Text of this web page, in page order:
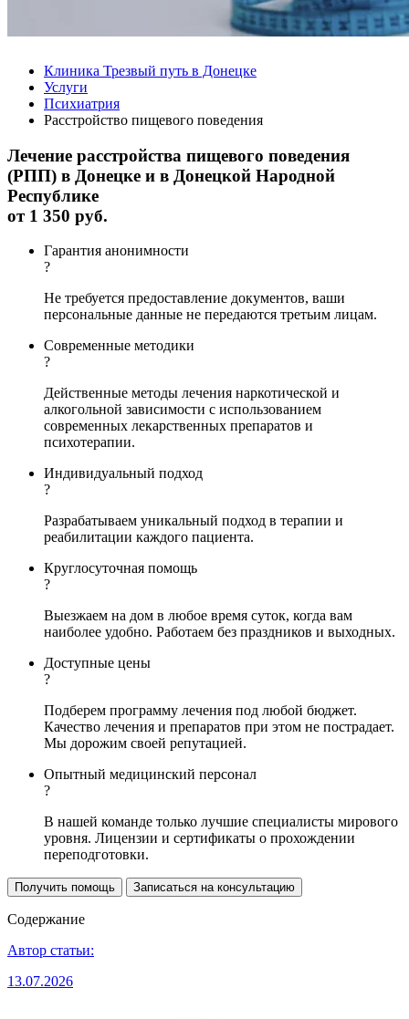
Клиника Трезвый путь в Донецке
Услуги
Психиатрия
Расстройство пищевого поведения
Лечение расстройства пищевого поведения
(РПП) в Донецке и в Донецкой Народной
Республике
от 1 350 руб.
Гарантия анонимности
?
Не требуется предоставление документов, ваши
персональные данные не передаются третьим лицам.
Современные методики
?
Действенные методы лечения наркотической и
алкогольной зависимости с использованием
современных лекарственных препаратов и
психотерапии.
Индивидуальный подход
?
Разрабатываем уникальный подход в терапии и
реабилитации каждого пациента.
Круглосуточная помощь
?
Выезжаем на дом в любое время суток, когда вам
наиболее удобно. Работаем без праздников и выходных.
Доступные цены
?
Подберем программу лечения под любой бюджет.
Качество лечения и препаратов при этом не пострадает.
Мы дорожим своей репутацией.
Опытный медицинский персонал
?
В нашей команде только лучшие специалисты мирового
уровня. Лицензии и сертификаты о прохождении
переподготовки.
Получить помощь Записаться на консультацию
Содержание
Автор статьи:
13.07.2026